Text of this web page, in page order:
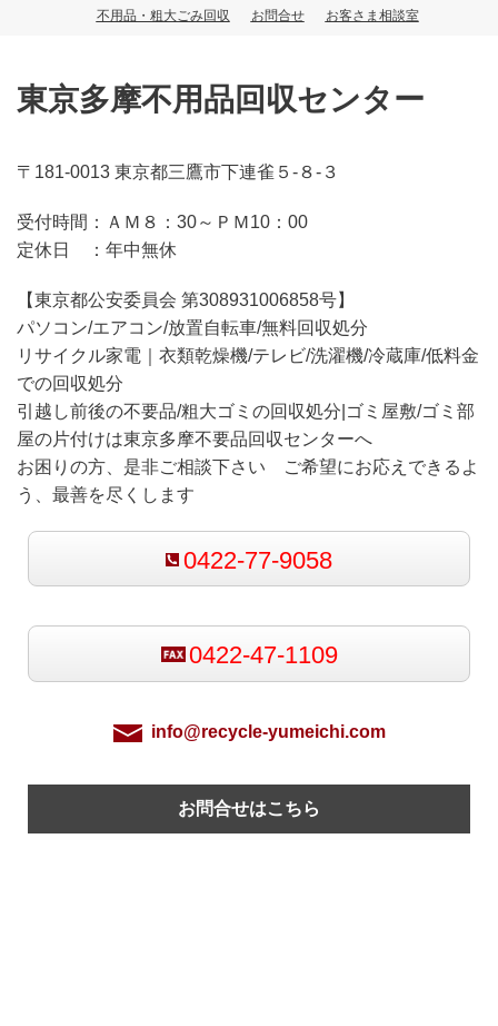
不用品・粗大ごみ回収
お問合せ お客さま相談室
東京多摩不用品回収センター
〒181-0013 東京都三鷹市下連雀５-８-３
受付時間：
ＡＭ８：30～ＰＭ10：00
定休日 ： 年中無休
【東京都公安委員会 第308931006858号】
パソコン/エアコン/放置自転車/無料回収処分
リサイクル家電｜衣類乾燥機/テレビ/洗濯機/冷蔵庫/低料金
での回収処分
引越し前後の不要品/粗大ゴミの回収処分|ゴミ屋敷/ゴミ部
屋の片付けは東京多摩不要品回収センターへ
お困りの方、是非ご相談下さい ご希望にお応えできるよ
う、最善を尽くします
0422-77-9058
0422-47-1109
info@recycle-yumeichi.com
お問合せはこちら